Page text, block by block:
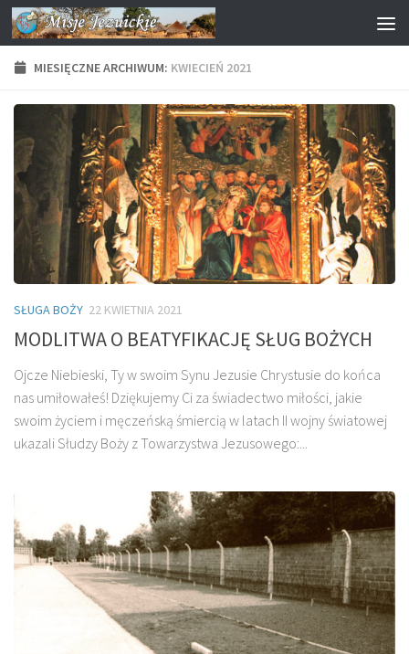
Przejdź do treści
MIESIĘCZNE ARCHIWUM: KWIECIEŃ 2021
SŁUGA BOŻY 22 KWIETNIA 2021
MODLITWA O BEATYFIKACJĘ SŁUG BOŻYCH
Ojcze Niebieski, Ty w swoim Synu Jezusie Chrystusie do końca
nas umiłowałeś! Dziękujemy Ci za świadectwo miłości, jakie
swoim życiem i męczeńską śmiercią w latach II wojny światowej
ukazali Słudzy Boży z Towarzystwa Jezusowego:...